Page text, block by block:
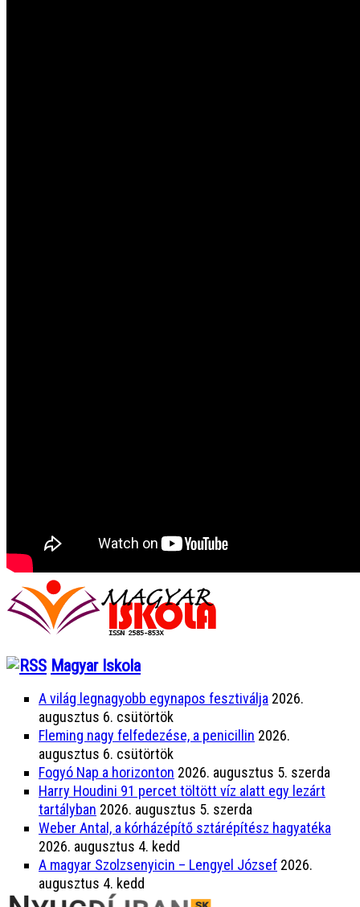
Dunszt-estek
❖...
Magyar Iskola
A világ legnagyobb egynapos fesztiválja 2026.
augusztus 6. csütörtök
Fleming nagy felfedezése, a penicillin 2026.
augusztus 6. csütörtök
Fogyó Nap a horizonton 2026. augusztus 5. szerda
Harry Houdini 91 percet töltött víz alatt egy lezárt
tartályban 2026. augusztus 5. szerda
Weber Antal, a kórházépítő sztárépítész hagyatéka
2026. augusztus 4. kedd
A magyar Szolzsenyicin – Lengyel József 2026.
augusztus 4. kedd